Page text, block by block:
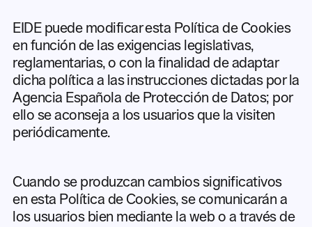
EIDE puede modificar esta Política de Cookies
en función de las exigencias legislativas,
reglamentarias, o con la finalidad de adaptar
dicha política a las instrucciones dictadas por la
Agencia Española de Protección de Datos; por
ello se aconseja a los usuarios que la visiten
periódicamente.
Cuando se produzcan cambios significativos
en esta Política de Cookies, se comunicarán a
los usuarios bien mediante la web o a través de